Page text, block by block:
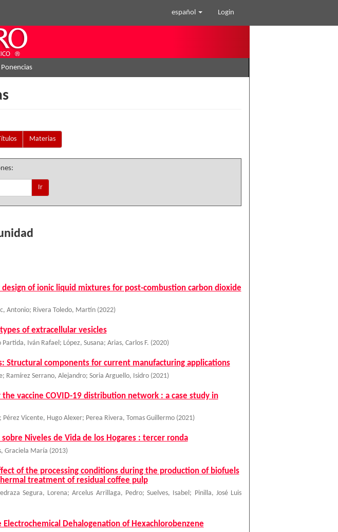
español Login
Materias
Ir
of ionic liquid mixtures for post-combustion carbon dioxide
Antonio; Rivera Toledo, Martín (2022)
of extracellular vesicles
Partida, Iván Rafael ; López, Susana; Arias, Carlos F. (2020)
Structural components for current manufacturing applications
; Ramírez Serrano, Alejandro; Soria Arguello, Isidro (2021)
vaccine COVID-19 distribution network : a case study in
; Pérez Vicente, Hugo Alexer; Perea Rivera, Tomas Guillermo (2021)
Niveles de Vida de los Hogares : tercer ronda
Graciela María (2013)
of the processing conditions during the production of biofuels
treatment of residual coffee pulp
Segura, Lorena;Arcelus Arrillaga, Pedro;Suelves, Isabel ;
Pinilla, José Luis
Electrochemical Dehalogenation of Hexachlorobenzene